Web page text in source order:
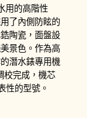
用的高階性
了內側防眩的
陶瓷，面盤設
景色。作為高
潛水錶專用機
校完成，機芯
性的型號。